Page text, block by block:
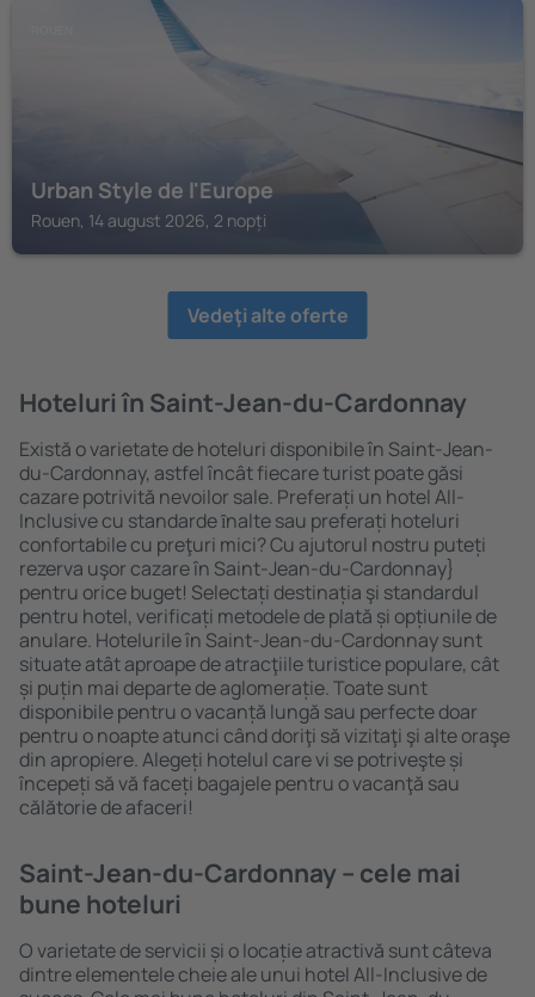
Urban Style de l'Europe
Rouen, 14 august 2026, 2 nopți
Vedeţi alte oferte
Hoteluri în Saint-Jean-du-Cardonnay
Există o varietate de hoteluri disponibile în Saint-Jean-
du-Cardonnay, astfel încât fiecare turist poate găsi
cazare potrivită nevoilor sale. Preferați un hotel All-
Inclusive cu standarde ȋnalte sau preferați hoteluri
confortabile cu preţuri mici? Cu ajutorul nostru puteți
rezerva uşor cazare în Saint-Jean-du-Cardonnay}
pentru orice buget! Selectați destinația şi standardul
pentru hotel, verificați metodele de plată și opțiunile de
anulare. Hotelurile în Saint-Jean-du-Cardonnay sunt
situate atât aproape de atracţiile turistice populare, cât
și puțin mai departe de aglomerație. Toate sunt
disponibile pentru o vacanță lungă sau perfecte doar
pentru o noapte atunci când doriţi să vizitaţi şi alte oraşe
din apropiere. Alegeți hotelul care vi se potriveşte și
începeți să vă faceți bagajele pentru o vacanţă sau
călătorie de afaceri!
Saint-Jean-du-Cardonnay – cele mai
bune hoteluri
O varietate de servicii și o locație atractivă sunt câteva
dintre elementele cheie ale unui hotel All-Inclusive de